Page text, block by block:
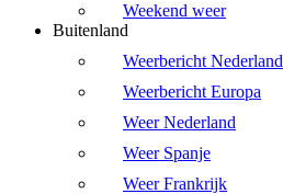
Weekend weer
Buitenland
Weerbericht Nederland
Weerbericht Europa
Weer Nederland
Weer Spanje
Weer Frankrijk